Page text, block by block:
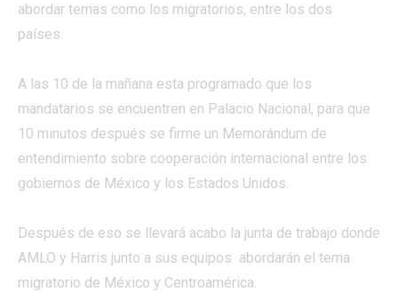
abordar temas como los migratorios, entre los dos
países.
A las 10 de la mañana esta programado que los
mandatarios se encuentren en Palacio Nacional, para que
10 minutos después se firme un Memorándum de
entendimiento sobre cooperación internacional entre los
gobiernos de México y los Estados Unidos.
Después de eso se llevará acabo la junta de trabajo donde
AMLO y Harris junto a sus equipos abordarán el tema
migratorio de México y Centroamérica.